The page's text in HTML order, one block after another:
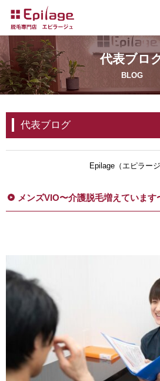
代表ブロ
BLOG
代表ブログ
Epilage（エピラ
メンズVIO〜介護脱毛増えています